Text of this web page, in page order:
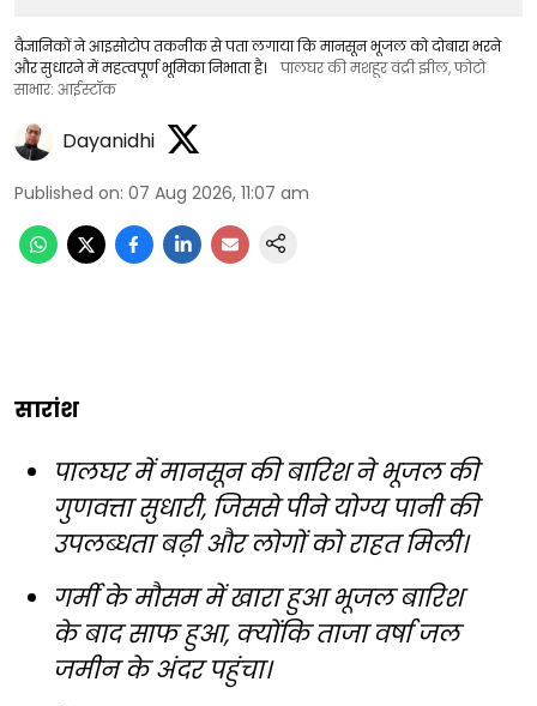
वैज्ञानिकों ने आइसोटोप तकनीक से पता लगाया कि मानसून भूजल को दोबारा भरने
और सुधारने में महत्वपूर्ण भूमिका निभाता है।
पालघर की मशहूर वंद्री झील, फोटो
साभार: आईस्टॉक
Dayanidhi
Published on: 07 Aug 2026, 11:07 am
सारांश
पालघर में मानसून की बारिश ने भूजल की
गुणवत्ता सुधारी, जिससे पीने योग्य पानी की
उपलब्धता बढ़ी और लोगों को राहत मिली।
गर्मी के मौसम में खारा हुआ भूजल बारिश
के बाद साफ हुआ, क्योंकि ताजा वर्षा जल
जमीन के अंदर पहुंचा।